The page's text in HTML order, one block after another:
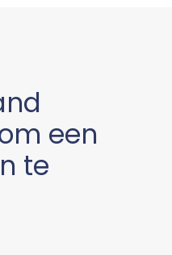
een
te